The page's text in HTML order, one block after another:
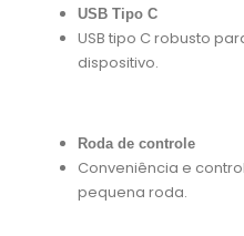
USB Tipo C
USB tipo C robusto
dispositivo.
Roda de controle
Conveniência e
pequena roda.